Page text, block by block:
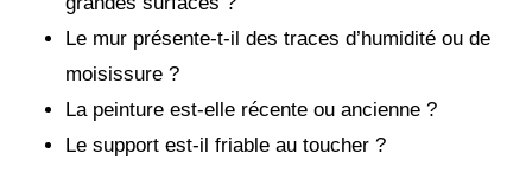
Le mur présente-t-il des traces d’humidité ou de
moisissure ?
La peinture est-elle récente ou ancienne ?
Le support est-il friable au toucher ?